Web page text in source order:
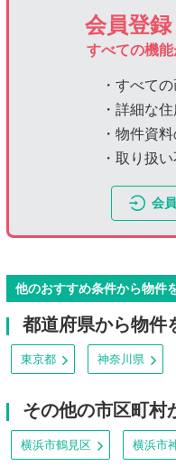
会員登
すべての機
・すべて
・詳細な
・物件資
・取り扱
会
他のおすすめ条件から物件
都道府県から物件
東京都 神奈川県
その他の市区町村
横浜市鶴見区 横浜市